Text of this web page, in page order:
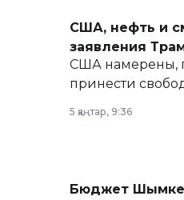
США, нефть и
заявления
США намерены,
принести
5 қаңтар, 9:36
Бюджет